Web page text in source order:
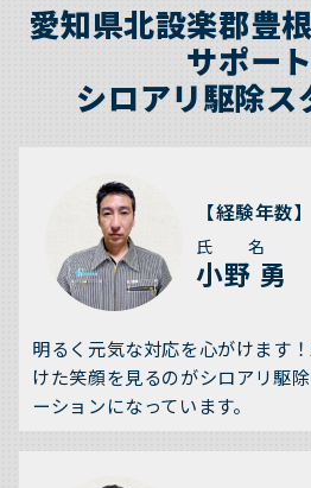
愛知県北設楽郡豊
サポー
シロアリ駆除ス
【経験年
氏 名
小野 勇
明るく元気な対応を心がけます
けた笑顔を見るのがシロアリ駆
ーションになっています。